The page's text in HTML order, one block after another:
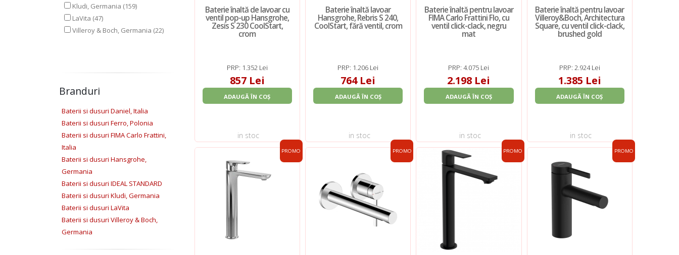
Kludi, Germania (159)
LaVita (47)
Villeroy & Boch, Germania (22)
Branduri
Baterii si dusuri Daniel, Italia
Baterii si dusuri Ferro, Polonia
Baterii si dusuri FIMA Carlo Frattini,
Italia
Baterii si dusuri Hansgrohe,
Germania
Baterii si dusuri IDEAL STANDARD
Baterii si dusuri Kludi, Germania
Baterii si dusuri LaVita
Baterii si dusuri Villeroy & Boch,
Germania
Baterie înaltă de lavoar cu
ventil pop-up Hansgrohe,
Zesis S 230 CoolStart,
crom
PRP: 1.352 Lei
857 Lei
ADAUGĂ ÎN COȘ
in stoc
Baterie înaltă lavoar
Hansgrohe, Rebris S 240,
CoolStart, fără ventil, crom
PRP: 1.206 Lei
764 Lei
ADAUGĂ ÎN COȘ
in stoc
Baterie înaltă pentru lavoar
FIMA Carlo Frattini Flo, cu
ventil click-clack, negru
mat
PRP: 4.075 Lei
2.198 Lei
ADAUGĂ ÎN COȘ
in stoc
Baterie înaltă pentru lavoar
Villeroy&Boch, Architectura
Square, cu ventil click-clack,
brushed gold
PRP: 2.924 Lei
1.385 Lei
ADAUGĂ ÎN COȘ
in stoc
PROMO PROMO PROMO PROMO